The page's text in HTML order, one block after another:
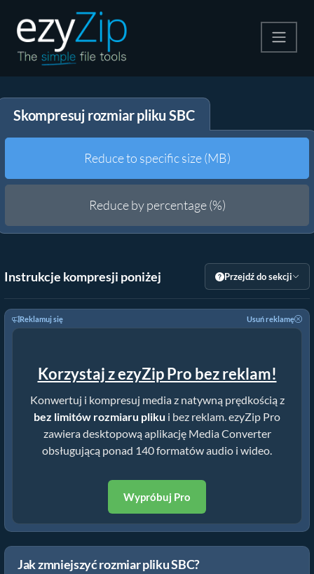
Rozpakuj
Inne narzędzia
Skompresuj rozmiar pliku SBC
Reduce to specific size (MB)
Reduce by percentage (%)
Instrukcje kompresji poniżej Przejdź do sekcji
Reklamuj się Usuń reklamę
Korzystaj z ezyZip Pro bez reklam!
Konwertuj i kompresuj media z natywną prędkością z
bez limitów rozmiaru pliku i bez reklam. ezyZip Pro
zawiera desktopową aplikację Media Converter
obsługującą ponad 140 formatów audio i wideo.
Wypróbuj Pro
Jak zmniejszyć rozmiar pliku SBC?